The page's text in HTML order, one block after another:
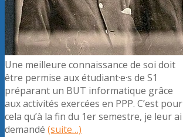
Une meilleure connaissance de soi doit
être permise aux étudiant·e·s de S1
préparant un BUT informatique grâce
aux activités exercées en PPP. C’est pour
cela qu’à la fin du 1er semestre, je leur ai
demandé (suite…)